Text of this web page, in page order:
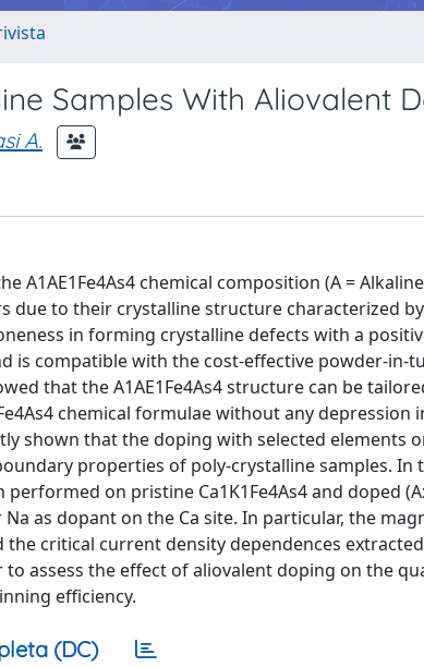
Samples With Aliovalent
A.
A1AE1Fe4As4 chemical composition (A =
due to their crystalline structure characterized
in forming crystalline defects with a
is compatible with the cost-effective powder-in-
that the A1AE1Fe4As4 structure can be
chemical formulae without any depression
shown that the doping with selected elements
properties of poly-crystalline samples. In
on pristine Ca1K1Fe4As4 and doped
as dopant on the Ca site. In particular, the
critical current density dependences
to assess the effect of aliovalent doping on the
efficiency.
(DC)